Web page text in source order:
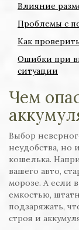
Влияние
Проблемы с
Как
Ошибки при
ситуации
Чем
Выбор
неудобства,
кошелька.
вашего авто,
морозе. А если
емкостью,
подзаряжать,
строя и